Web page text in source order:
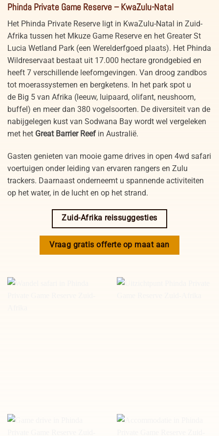
Phinda Private Game Reserve – KwaZulu-Natal
Het Phinda Private Reserve ligt in KwaZulu-Natal in Zuid-
Afrika tussen het Mkuze Game Reserve en het Greater St
Lucia Wetland Park (een Werelderfgoed plaats). Het Phinda
Wildreservaat bestaat uit 17.000 hectare grondgebied en
heeft 7 verschillende leefomgevingen. Van droog zandbos
tot moerassystemen en bergketens. In het park spot u
de Big 5 van Afrika (leeuw, luipaard, olifant, neushoorn,
buffel) en meer dan 380 vogelsoorten. De diversiteit van de
nabijgelegen kust van Sodwana Bay wordt wel vergeleken
met het Great Barrier Reefin Australië.
Gasten genieten van mooie game drives in open 4wd safari
voertuigen onder leiding van ervaren rangers en Zulu
trackers. Daarnaast onderneemt u spannende activiteiten
op het water, in de lucht en op het strand.
Zuid-Afrika reissuggesties
Vraag gratis offerte op maat aan
Private Game Reserve Zuid-
Game Reserve Zuid-Afrika